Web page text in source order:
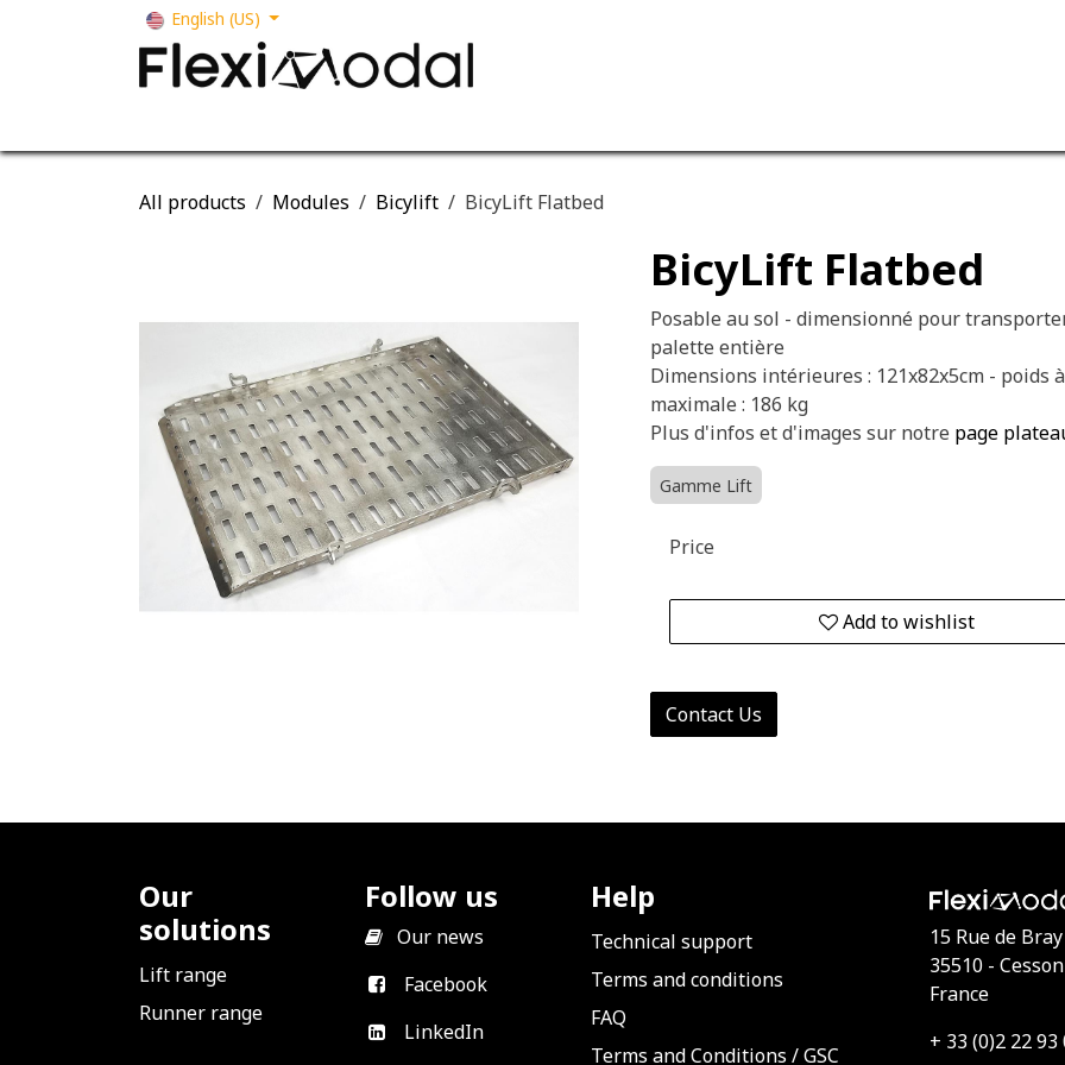
English (US)
All products Modules Bicylift BicyLift Flatbed
BicyLift Flatbed
Posable au sol - dimensionné pour
palette entière
Dimensions intérieures : 121x82x5cm - poids
maximale : 186 kg
Plus d'infos et d'images sur notre page
Gamme Lift
Add to wishlist
Price
Contact Us
Our
solutions
Lift range
Runner range
Follow us
Our news
Facebook
LinkedIn
Help
Technical support
Terms and conditions
FAQ
Terms and Conditions /GSC
15 Rue de Bray
35510 -
France
+ 33 (0)2 22 93